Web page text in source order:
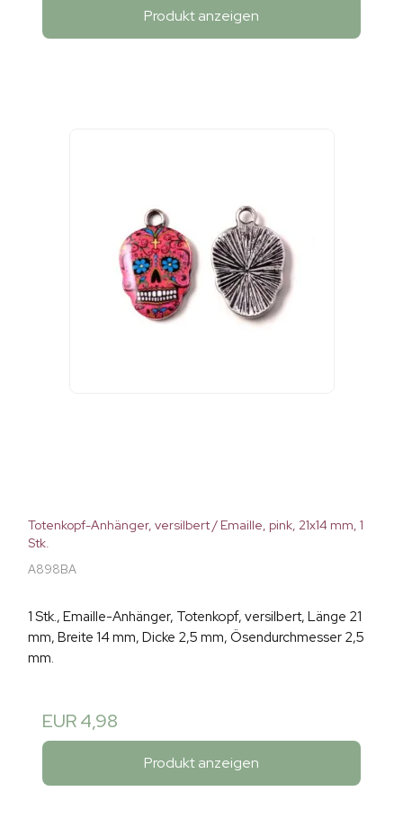
Produkt anzeigen
Totenkopf-Anhänger, versilbert / Emaille, pink, 21x14 mm, 1
Stk.
A898BA
1 Stk., Emaille-Anhänger, Totenkopf, versilbert, Länge 21
mm, Breite 14 mm, Dicke 2,5 mm, Ösendurchmesser 2,5
mm.
EUR 4,98
Produkt anzeigen